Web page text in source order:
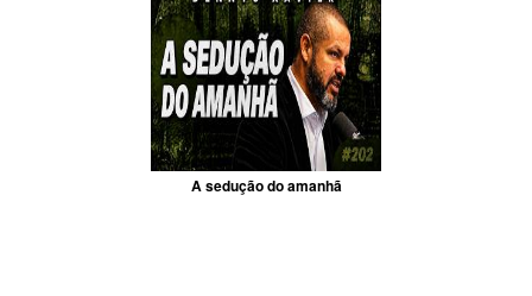
A sedução do amanhã